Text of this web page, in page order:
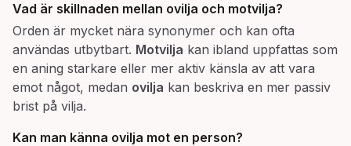
Vad är skillnaden mellan ovilja och motvilja?
Orden är mycket nära synonymer och kan ofta
användas utbytbart. Motvilja kan ibland uppfattas som
en aning starkare eller mer aktiv känsla av att vara
emot något, medan ovilja kan beskriva en mer passiv
brist på vilja.
Kan man känna ovilja mot en person?